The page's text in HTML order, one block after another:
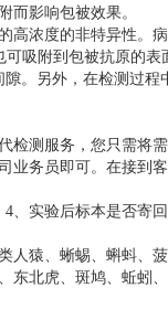
而影响包被效果。
浓度的非特异性。
吸附到包被抗原的
。另外，在检测过
检测服务，您只需将
业务员即可。在接到
、实验后标本是否寄
人猿、蜥蜴、蝌蚪、
东北虎、斑鸠、蚯蚓